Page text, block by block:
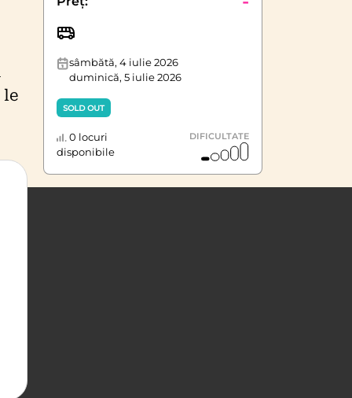
le
sâmbătă, 4 iulie 2026
duminică, 5 iulie 2026
SOLD OUT
0 locuri
disponibile
DIFICULTATE